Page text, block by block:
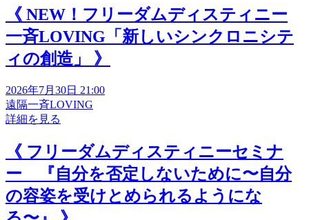
《 NEW！フリーダムディスティニー
一斉LOVING「新しいシンクロニシテ
ィの創造」 》
2026年7月30日 21:00
遠隔一斉LOVING
詳細を見る
《 フリーダムディスティニーセミナ
ー 『自分を否定しないために〜自分
の容姿を受けとめられるようにな